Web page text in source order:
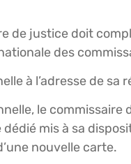
de justice doit
des
à l’adresse de sa
le
mis à sa
nouvelle carte.